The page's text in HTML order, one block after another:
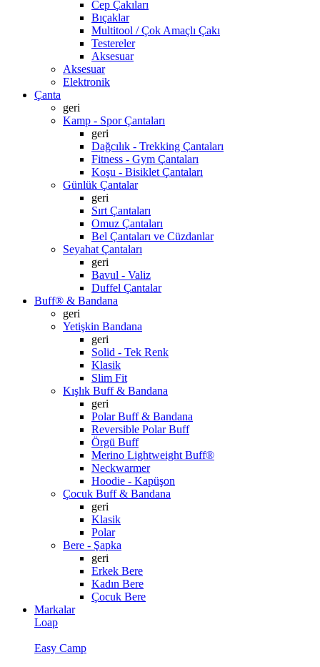
Cep Çakıları
Bıçaklar
Multitool / Çok Amaçlı Çakı
Testereler
Aksesuar
Aksesuar
Elektronik
Çanta
geri
Kamp - Spor Çantaları
geri
Dağcılık - Trekking Çantaları
Fitness - Gym Çantaları
Koşu - Bisiklet Çantaları
Günlük Çantalar
geri
Sırt Çantaları
Omuz Çantaları
Bel Çantaları ve Cüzdanlar
Seyahat Çantaları
geri
Bavul - Valiz
Duffel Çantalar
Buff® & Bandana
geri
Yetişkin Bandana
geri
Solid - Tek Renk
Klasik
Slim Fit
Kışlık Buff & Bandana
geri
Polar Buff & Bandana
Reversible Polar Buff
Örgü Buff
Merino Lightweight Buff®
Neckwarmer
Hoodie - Kapüşon
Çocuk Buff & Bandana
geri
Klasik
Polar
Bere - Şapka
geri
Erkek Bere
Kadın Bere
Çocuk Bere
Markalar
Loap
Easy Camp